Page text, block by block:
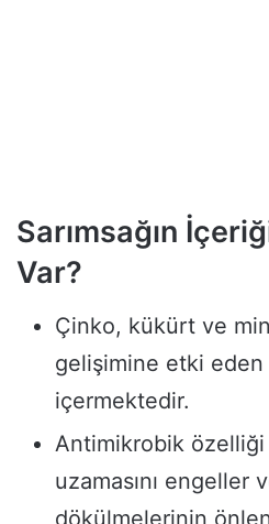
Sarımsağın
Var?
Çinko, kükürt ve
gelişimine etki eden
içermektedir.
Antimikrobik özelliği
uzamasını engeller